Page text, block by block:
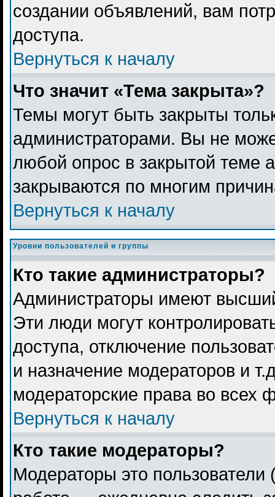
создании объявлений, вам
доступа.
Вернуться к началу
Что значит «Тема закрыта»?
Темы могут быть закрыты
администраторами. Вы не
любой опрос в закрытой теме
закрываются по многим
Вернуться к началу
Уровни пользователей и группы
Кто такие администраторы?
Администраторы имеют
Эти люди могут
доступа, отключение
и назначение модераторов и
модераторские права во всех
Вернуться к началу
Кто такие модераторы?
Модераторы это пользователи